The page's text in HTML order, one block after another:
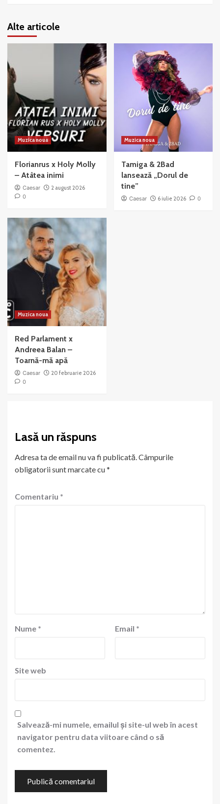
Alte articole
Muzica noua
Florianrus x Holy Molly
– Atâtea inimi
Caesar
2 august 2026
0
Muzica noua
Tamiga & 2Bad
lansează „Dorul de
tine”
Caesar 6 iulie 2026 0
Muzica noua
Red Parlament x
Andreea Balan –
Toarnă-mă apă
Caesar
20 februarie 2026
0
Lasă un răspuns
Adresa ta de email nu va fi publicată.Câmpurile
obligatorii sunt marcate cu*
Comentariu *
Nume * Email *
Site web
Salvează-mi numele, emailul și site-ul web în acest
navigator pentru data viitoare când o să
comentez.